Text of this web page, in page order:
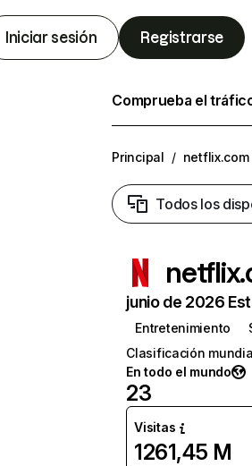
Iniciar sesión Registrarse
Comprueba el
Principal / netflix.com
Todos los
junio de 2026
Entretenimiento
Clasificación
En todo el mundo
23
Visitas
1261,45 M